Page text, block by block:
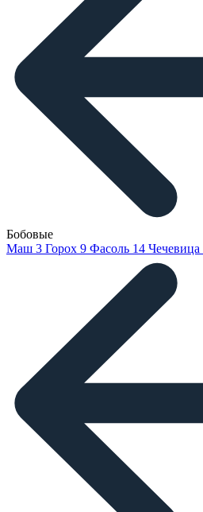
Бобовые
Маш 3 Горох 9 Фасоль 14 Чечевица